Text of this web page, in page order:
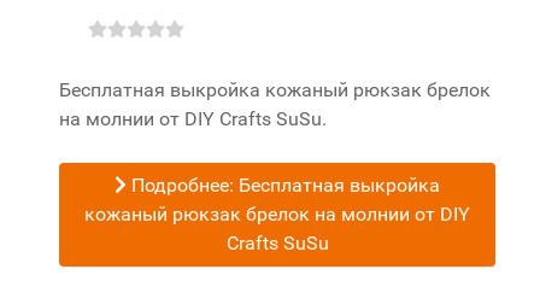
Бесплатная выкройка кожаный рюкзак брелок
на молнии от DIY Crafts SuSu.
Подробнее: Бесплатная выкройка
кожаный рюкзак брелок на молнии от DIY
Crafts SuSu